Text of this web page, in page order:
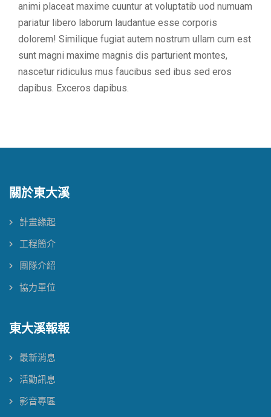
animi placeat maxime cuuntur at voluptatib uod numuam
pariatur libero laborum laudantue esse corporis
dolorem! Similique fugiat autem nostrum ullam cum est
sunt magni maxime magnis dis parturient montes,
nascetur ridiculus mus faucibus sed ibus sed eros
dapibus. Exceros dapibus.
關於東大溪
計畫緣起
工程簡介
團隊介紹
協力單位
東大溪報報
最新消息
活動訊息
影音專區